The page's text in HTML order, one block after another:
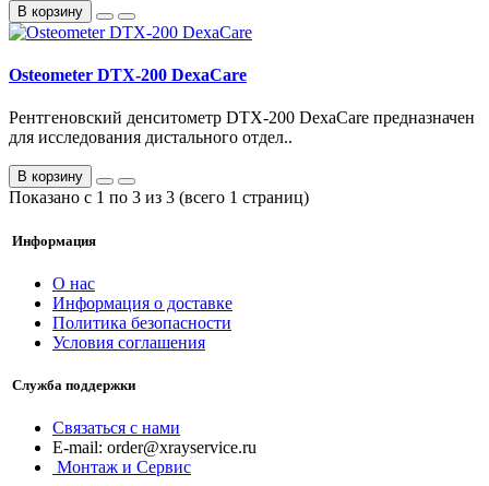
В корзину
Osteometer DTX-200 DexaCare
Рентгеновский денситометр DTX-200 DexaCare предназначен
для исследования дистального отдел..
В корзину
Показано с 1 по 3 из 3 (всего 1 страниц)
Информация
О нас
Информация о доставке
Политика безопасности
Условия соглашения
Служба поддержки
Связаться с нами
ur.ecivresyarx@redro :liam-E
Монтаж и Сервис